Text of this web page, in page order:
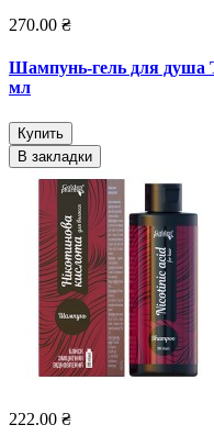
270.00 ₴
Шампунь-гель для душа
мл
Купить
В закладки
222.00 ₴